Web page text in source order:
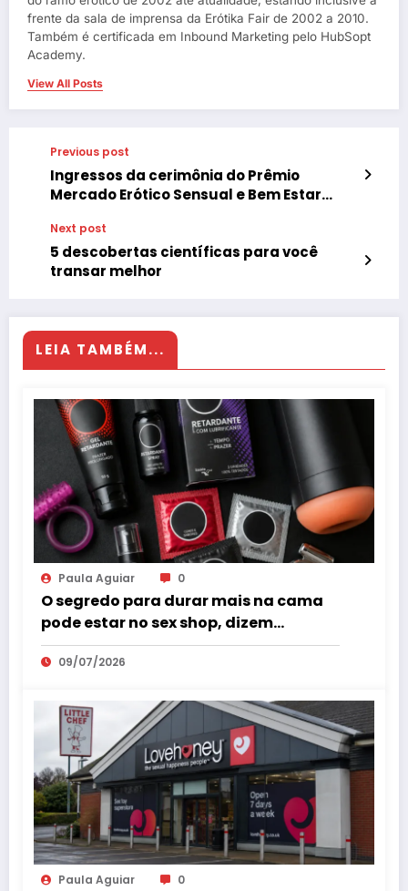
frente da sala de imprensa da Erótika Fair de 2002 a 2010.
Também é certificada em Inbound Marketing pelo HubSopt
Academy.
View All Posts
Previous post
Ingressos da cerimônia do Prêmio
Mercado Erótico Sensual e Bem Estar
Next post
5 descobertas científicas para você
transar melhor
LEIA TAMBÉM...
Paula Aguiar 0
O segredo para durar mais na cama
pode estar no sex shop, dizem
especialistas em saúde sexual
09/07/2026
Paula Aguiar 0